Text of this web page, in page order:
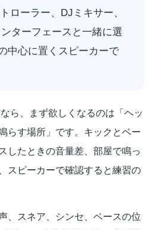
ローラー、DJミキサー、
ターフェースと一緒に選
中心に置くスピーカーで
ら、まず欲しくなるのは「ヘッ
らす場所」です。キックとベー
したときの音量差、部屋で鳴っ
スピーカーで確認すると練習の
、スネア、シンセ、ベースの位